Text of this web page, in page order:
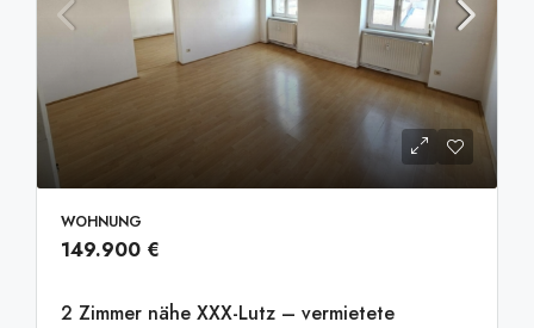
WOHNUNG
149.900 €
2 Zimmer nähe XXX-Lutz – vermietete